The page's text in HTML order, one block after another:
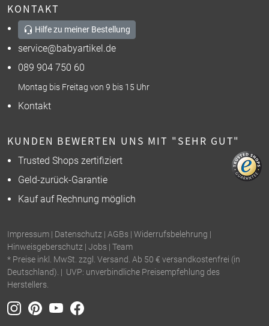
KONTAKT
Hilfe zu meiner Bestellung
service@babyartikel.de
089 904 750 60
Montag bis Freitag von 9 bis 15 Uhr
Kontakt
KUNDEN BEWERTEN UNS MIT "SEHR GUT"
Trusted Shops zertifiziert
Geld-zurück-Garantie
Kauf auf Rechnung möglich
Impressum | Datenschutz | AGBs | Widerrufsbelehrung |
Hinweisgeberschutz | Jobs | Team
* Preise inkl. MwSt. zzgl. Versand. Ab 50 € versandkostenfrei (in
Deutschland). | UVP: unverbindliche Preisempfehlung des
Herstellers.